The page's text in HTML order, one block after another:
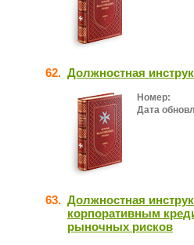
62. Должностная
Номер:
Дата
63. Должностная
корпоративным
рыночных рисков